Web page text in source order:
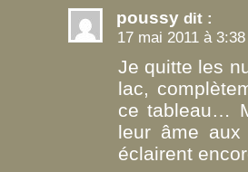
poussy dit :
17 mai 2011 à 3:38
Je quitte les
lac,
ce tableau…
leur âme aux
éclairent